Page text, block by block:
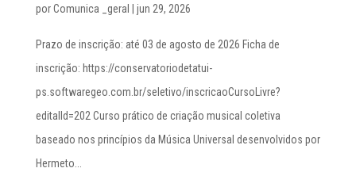
porComunica _geral jun 29, 2026
Prazo de inscrição: até 03 de agosto de 2026 Ficha de
inscrição: https://conservatoriodetatui-
ps.softwaregeo.com.br/seletivo/inscricaoCursoLivre?
editalId=202 Curso prático de criação musical coletiva
baseado nos princípios da Música Universal desenvolvidos por
Hermeto...